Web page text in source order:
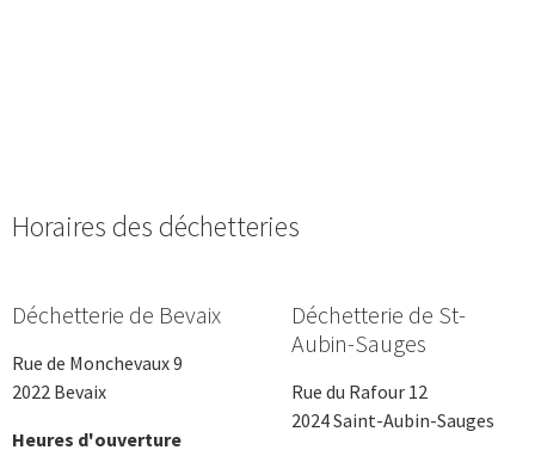
Horaires des déchetteries
Déchetterie de Bevaix
Rue de Monchevaux 9
2022 Bevaix
Heures d'ouverture
Déchetterie de St-
Aubin-Sauges
Rue du Rafour 12
2024 Saint-Aubin-Sauges